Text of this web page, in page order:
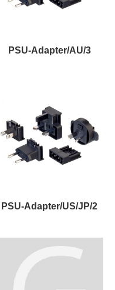
PSU-Adapter/AU/3
PSU-Adapter/US/JP/2